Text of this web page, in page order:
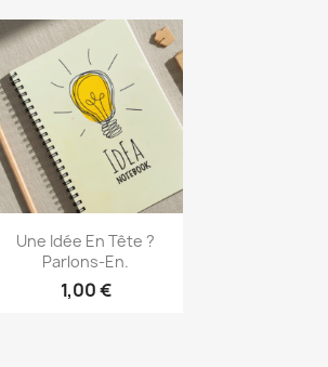
Aperçu rapide
Une Idée En Tête ?
Parlons-En.
1,00 €